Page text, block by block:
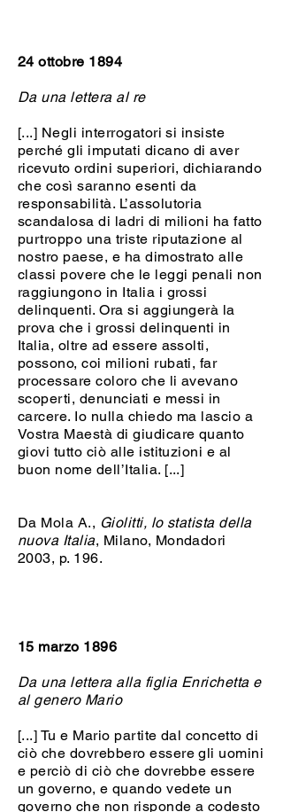
24 ottobre 1894
Da una lettera al re
[...] Negli interrogatori si insiste
perché gli imputati dicano di aver
ricevuto ordini superiori, dichiarando
che così saranno esenti da
responsabilità. L’assolutoria
scandalosa di ladri di milioni ha fatto
purtroppo una triste riputazione al
nostro paese, e ha dimostrato alle
classi povere che le leggi penali non
raggiungono in Italia i grossi
delinquenti. Ora si aggiungerà la
prova che i grossi delinquenti in
Italia, oltre ad essere assolti,
possono, coi milioni rubati, far
processare coloro che li avevano
scoperti, denunciati e messi in
carcere. Io nulla chiedo ma lascio a
Vostra Maestà di giudicare quanto
giovi tutto ciò alle istituzioni e al
buon nome dell’Italia. [...]
Da Mola A., Giolitti, lo statista della
nuova Italia, Milano, Mondadori
2003, p. 196.
15 marzo 1896
Da una lettera alla figlia Enrichetta e
al genero Mario
[...] Tu e Mario partite dal concetto di
ciò che dovrebbero essere gli uomini
e perciò di ciò che dovrebbe essere
un governo, e quando vedete un
governo che non risponde a codesto